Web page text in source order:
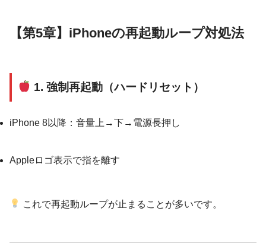
【第5章】iPhoneの再起動ループ対処法
1. 強制再起動（ハードリセット）
iPhone 8以降：音量上→下→電源長押し
Appleロゴ表示で指を離す
これで再起動ループが止まることが多いです。